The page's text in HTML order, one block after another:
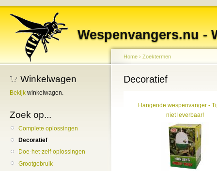
Wespenvangers.nu -
Winkelwagen
Bekijk winkelwagen.
Zoek op...
Complete oplossingen
Decoratief
Doe-het-zelf-oplossingen
Grootgebruik
Home › Zoektermen
Decoratief
Hangende wespenvanger -
niet leverbaar!